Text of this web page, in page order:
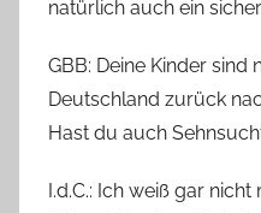
natürlich auch ein
GBB: Deine Kinder
Deutschland zurück
Hast du auch
I.d.C.: Ich weiß gar